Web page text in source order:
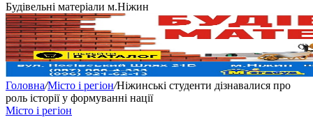
Будівельні матеріали м.Ніжин
Головна/Місто і регіон/Ніжинські студенти дізнавалися про
роль історії у формуванні нації
Місто і регіон